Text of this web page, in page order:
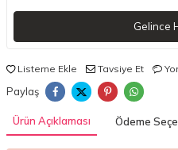
Gelince
Listeme Ekle Tavsiye Et
Paylaş
Ürün Açıklaması Ödeme